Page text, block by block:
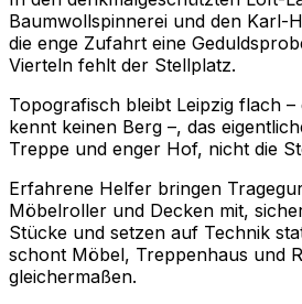
Baumwollspinnerei und den Karl-
die enge Zufahrt eine
Vierteln fehlt der Stellplatz.
Topografisch bleibt Leipzig flach
kennt keinen Berg –, das
Treppe und enger Hof, nicht die
Erfahrene Helfer bringen
Möbelroller und Decken mit,
Stücke und setzen auf Technik
schont Möbel, Treppenhaus und
gleichermaßen.